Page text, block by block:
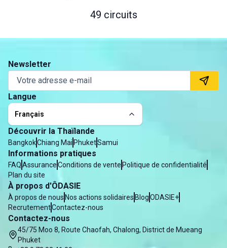
49 circuits
Newsletter
Langue
Français
Découvrir la Thaïlande
BangkokChiang Mai PhuketSamui
Informations pratiques
FAQAssuranceConditions de vente Politique de confidentialité
Plan du site
À propos d'ÔDASIE
À propos de nous Nos actions solidaires BlogODASIE+
RecrutementContactez-nous
Contactez-nous
45/75 Moo 8, Route Chaofah, Chalong, District de Mueang
Phuket